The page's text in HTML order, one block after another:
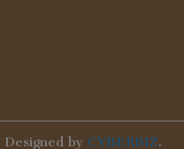
Designed by CYBERBIZ.